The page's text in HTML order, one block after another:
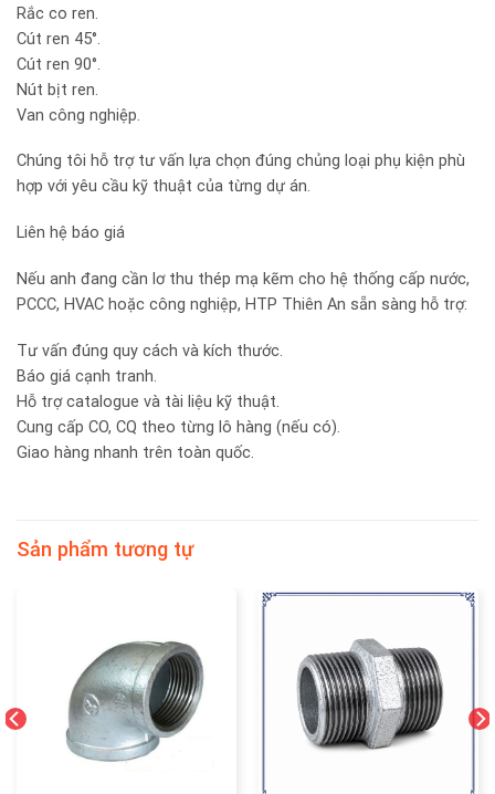
Rắc co ren.
Cút ren 45°.
Cút ren 90°.
Nút bịt ren.
Van công nghiệp.
Chúng tôi hỗ trợ tư vấn lựa chọn đúng chủng loại phụ kiện phù
hợp với yêu cầu kỹ thuật của từng dự án.
Liên hệ báo giá
Nếu anh đang cần lơ thu thép mạ kẽm cho hệ thống cấp nước,
PCCC, HVAC hoặc công nghiệp, HTP Thiên An sẵn sàng hỗ trợ:
Tư vấn đúng quy cách và kích thước.
Báo giá cạnh tranh.
Hỗ trợ catalogue và tài liệu kỹ thuật.
Cung cấp CO, CQ theo từng lô hàng (nếu có).
Giao hàng nhanh trên toàn quốc.
Sản phẩm tương tự